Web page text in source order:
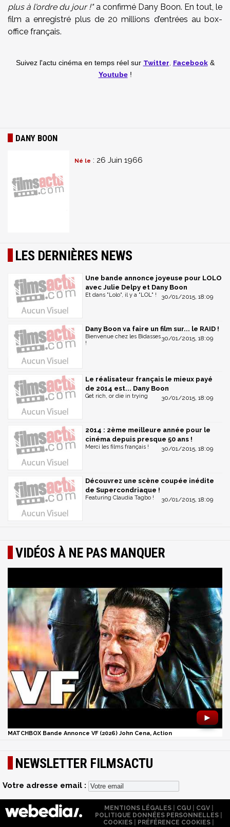
plus à l'ordre du jour !"a confirmé Dany Boon. En tout, le
film a enregistré plus de 20 millions d’entrées au box-
office français.
Suivez l'actu cinéma en temps réel sur Twitter Facebook&
Youtube!
DANY BOON
Né le : 26 Juin 1966
LES DERNIÈRES NEWS
Une bande annonce joyeuse pour LOLO
avec Julie Delpy et Dany Boon
30/01/2015, 18:09
Et dans "Lolo", il y a "LOL" !
Dany Boon va faire un film sur... le RAID !
30/01/2015, 18:09
Bienvenue chez les Bidasses
!
Le réalisateur français le mieux payé
de 2014 est... Dany Boon
30/01/2015, 18:09
Get rich, or die in trying
2014 : 2ème meilleure année pour le
cinéma depuis presque 50 ans !
30/01/2015, 18:09
Merci les films français !
Découvrez une scène coupée inédite
de Supercondriaque !
30/01/2015, 18:09
Featuring Claudia Tagbo !
VIDÉOS À NE PAS MANQUER
►
MATCHBOX Bande Annonce VF (2026) John Cena, Action
NEWSLETTER FILMSACTU
Votre adresse email :
MENTIONS LÉGALES| CGU| CGV|
POLITIQUE DONNÉES PERSONNELLES
COOKIES
PRÉFÉRENCE COOKIES